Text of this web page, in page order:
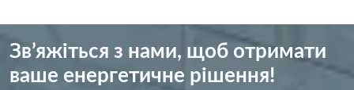
Зв’яжіться з нами, щоб отримати
ваше енергетичне рішення!